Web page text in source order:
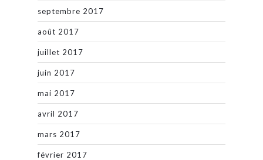
septembre 2017
août 2017
juillet 2017
juin 2017
mai 2017
avril 2017
mars 2017
février 2017